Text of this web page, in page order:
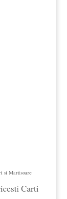
si Martisoare
Carti